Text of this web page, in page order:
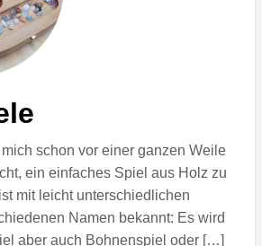
schon vor einer ganzen Weile
ein einfaches Spiel aus Holz zu
mit leicht unterschiedlichen
Namen bekannt: Es wird
aber auch Bohnenspiel oder […]